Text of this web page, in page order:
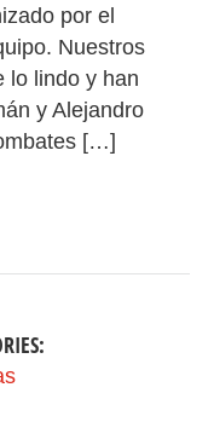
por el
Nuestros
lo lindo y han
y Alejandro
[…]